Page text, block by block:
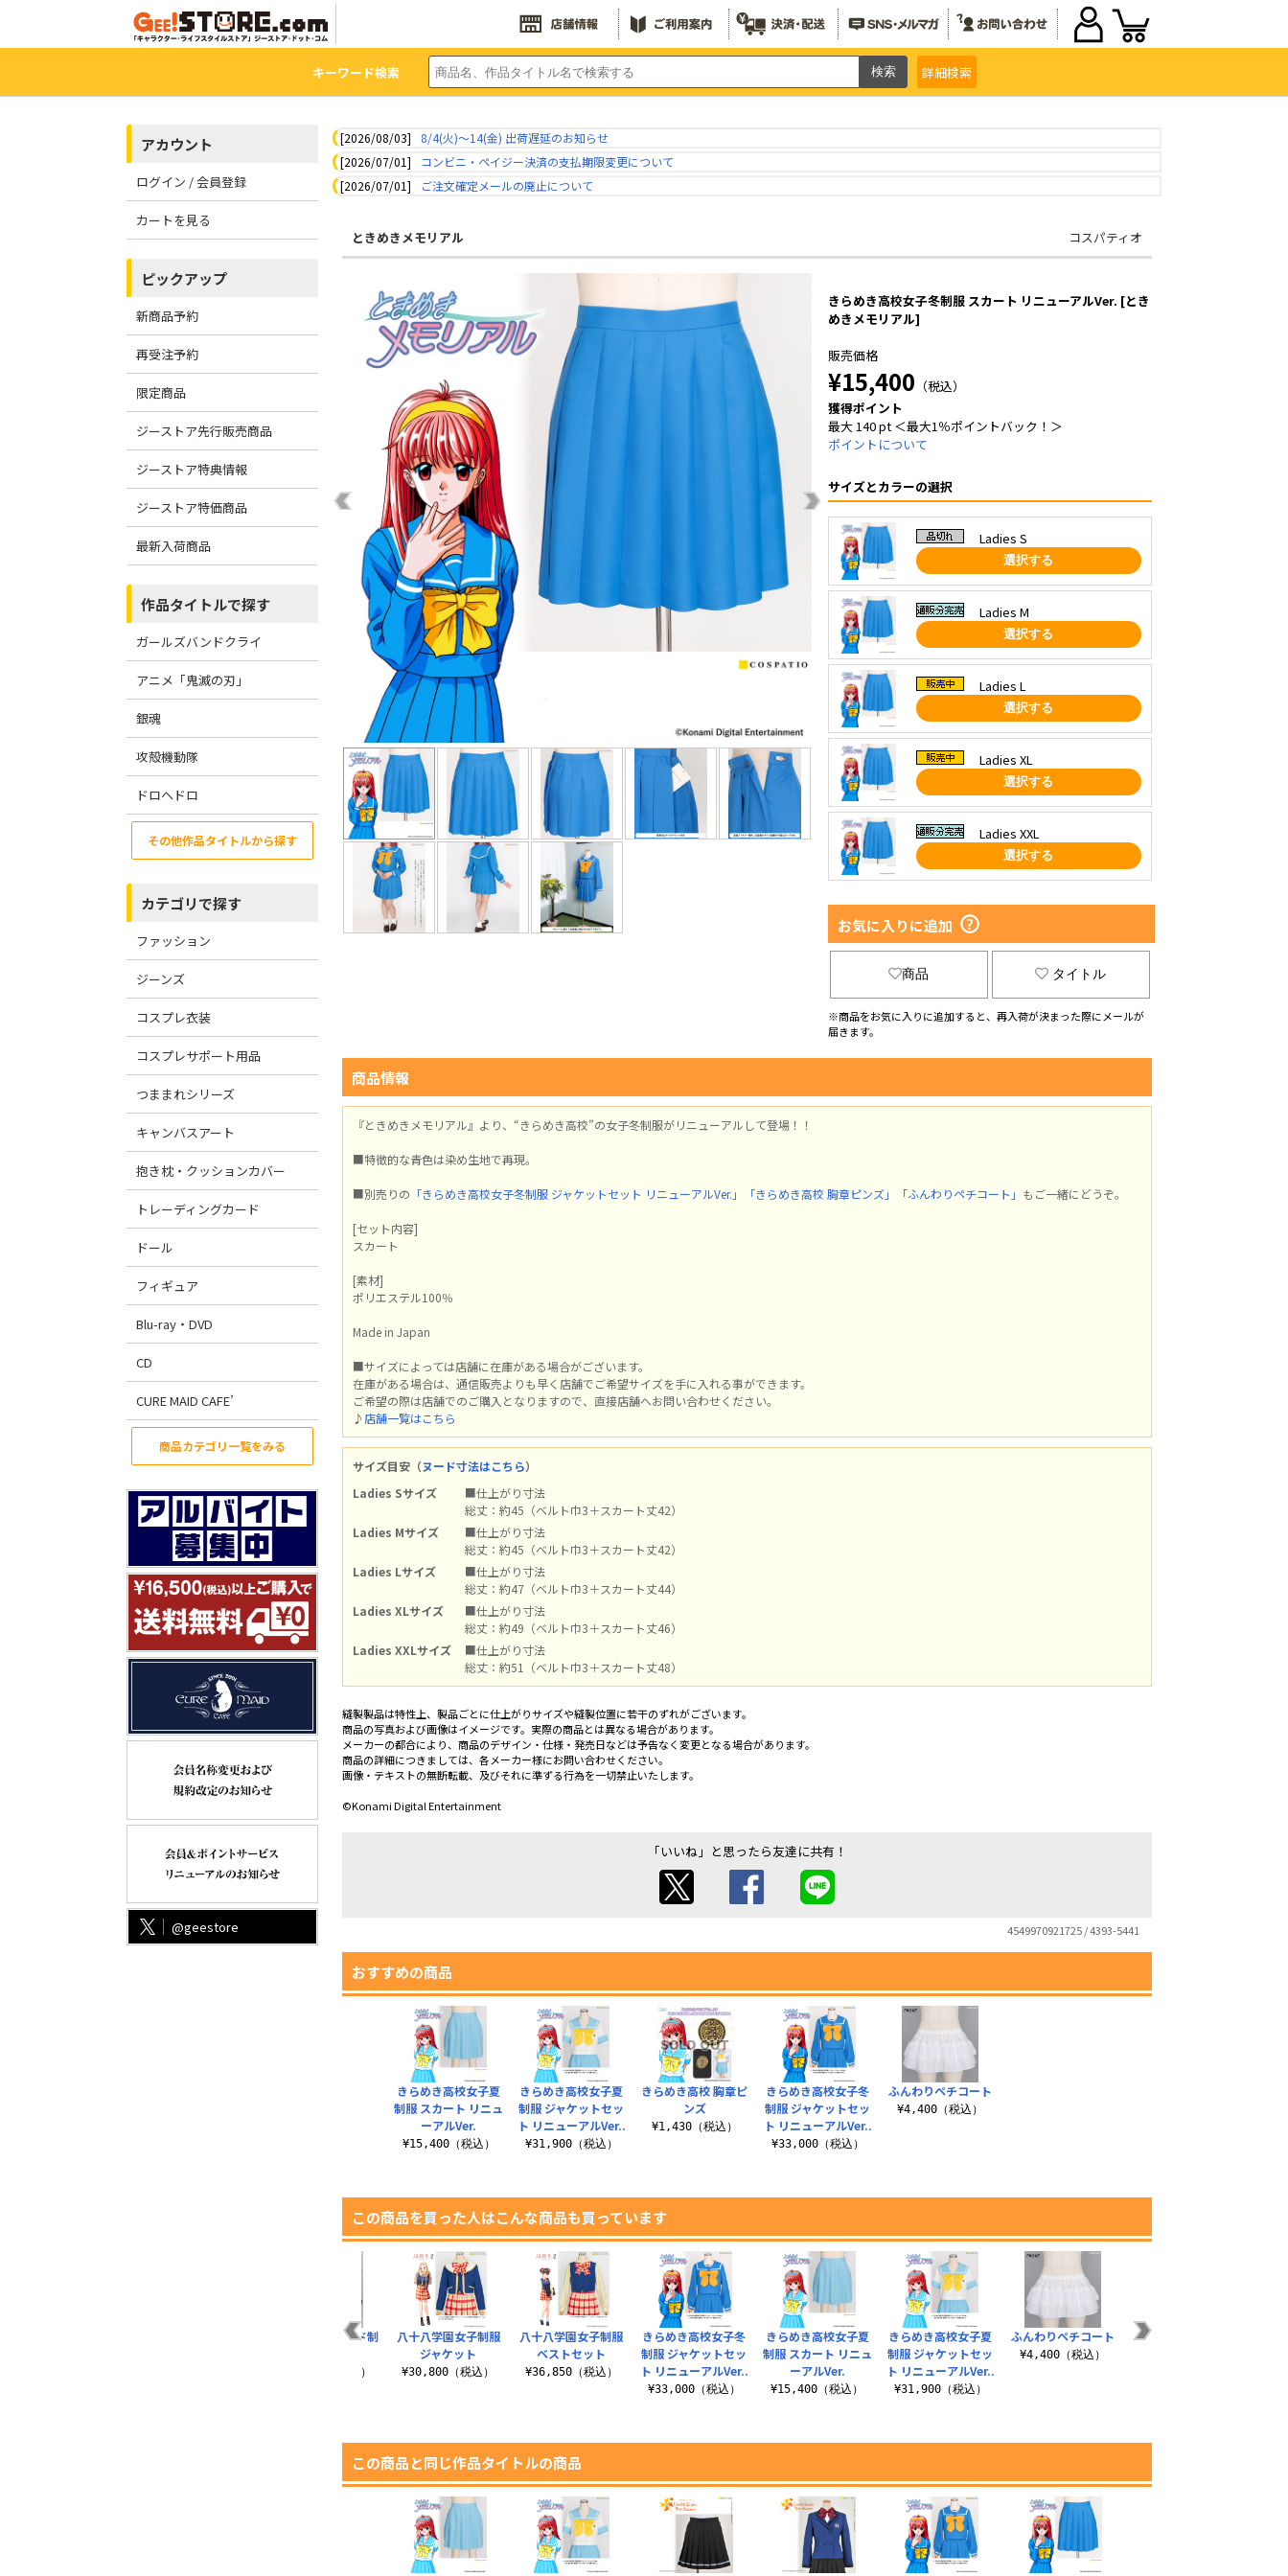
キーワード検索 詳細検索
アカウント
ログイン / 会員登録
カートを見る
ピックアップ
新商品予約
再受注予約
限定商品
ジーストア先行販売商品
ジーストア特典情報
ジーストア特価商品
最新入荷商品
作品タイトルで探す
ガールズバンドクライ
アニメ「鬼滅の刃」
銀魂
攻殻機動隊
ドロヘドロ
その他作品タイトルから探す
カテゴリで探す
ファッション
ジーンズ
コスプレ衣装
コスプレサポート用品
つままれシリーズ
キャンバスアート
抱き枕・クッションカバー
トレーディングカード
ドール
フィギュア
Blu-ray・DVD
CD
CURE MAID CAFE’
商品カテゴリ一覧をみる
@geestore
[2026/08/03]
8/4(火)～14(金) 出荷遅延のお知らせ
[2026/07/01]
コンビニ・ペイジー決済の支払期限変更について
[2026/07/01]
ご注文確定メールの廃止について
ときめきメモリアル コスパティオ
きらめき高校女子冬制服 スカート リニューアルVer. [とき
めきメモリアル]
販売価格
¥15,400 （税込）
獲得ポイント
最大 140 pt ＜最大1％ポイントバック！＞
ポイントについて
サイズとカラーの選択
Ladies S
選択する
Ladies M
選択する
Ladies L
選択する
Ladies XL
選択する
Ladies XXL
選択する
お気に入りに追加
商品 タイトル
※商品をお気に入りに追加すると、再入荷が決まった際にメールが
届きます。
商品情報
『ときめきメモリアル』より、“きらめき高校”の女子冬制服がリニューアルして登場！！
■特徴的な青色は染め生地で再現。
■別売りの 「きらめき高校女子冬制服 ジャケットセット リニューアルVer.」 「きらめき高校 胸章ピンズ」 「ふんわりペチコート」 もご一緒にどうぞ。
[セット内容]
スカート
[素材]
ポリエステル100％
Made in Japan
■サイズによっては店舗に在庫がある場合がございます。
在庫がある場合は、通信販売よりも早く店舗でご希望サイズを手に入れる事ができます。
ご希望の際は店舗でのご購入となりますので、直接店舗へお問い合わせください。
♪ 店舗一覧はこちら
サイズ目安（ヌード寸法はこちら）
Ladies Sサイズ
■仕上がり寸法
総丈：約45（ベルト巾3＋スカート丈42）
Ladies Mサイズ
■仕上がり寸法
総丈：約45（ベルト巾3＋スカート丈42）
Ladies Lサイズ
■仕上がり寸法
総丈：約47（ベルト巾3＋スカート丈44）
Ladies XLサイズ
■仕上がり寸法
総丈：約49（ベルト巾3＋スカート丈46）
Ladies XXLサイズ
■仕上がり寸法
総丈：約51（ベルト巾3＋スカート丈48）
縫製製品は特性上、製品ごとに仕上がりサイズや縫製位置に若干のずれがございます。
商品の写真および画像はイメージです。実際の商品とは異なる場合があります。
メーカーの都合により、商品のデザイン・仕様・発売日などは予告なく変更となる場合があります。
商品の詳細につきましては、各メーカー様にお問い合わせください。
画像・テキストの無断転載、及びそれに準ずる行為を一切禁止いたします。
©Konami Digital Entertainment
「いいね」と思ったら友達に共有！
4549970921725 / 4393-5441
おすすめの商品
きらめき高校 胸章ピ
ンズ
¥1,430（税込）
きらめき高校女子冬
制服 ジャケットセッ
ト リニューアルVer..
¥33,000（税込）
ふんわりペチコート
¥4,400（税込）
きらめき高校女子夏
制服 スカート リニュ
ーアルVer.
¥15,400（税込）
きらめき高校女子夏
制服 ジャケットセッ
ト リニューアルVer..
¥31,900（税込）
この商品を買った人はこんな商品も買っています
きらめき高校女子冬
制服 ジャケットセッ
ト リニューアルVer..
¥33,000（税込）
きらめき高校女子夏
制服 スカート リニュ
ーアルVer.
¥15,400（税込）
きらめき高校女子夏
制服 ジャケットセッ
ト リニューアルVer..
¥31,900（税込）
ふんわりペチコート
¥4,400（税込）
藤野岬高校制服リボ
リコリス セカンド制
¥49,500（税込）
八十八学園女子制服
ジャケット
¥30,800（税込）
八十八学園女子制服
ベストセット
¥36,850（税込）
この商品と同じ作品タイトルの商品